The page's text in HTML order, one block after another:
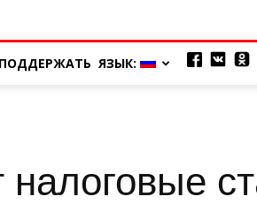
ПОДДЕРЖАТЬ ЯЗЫК: